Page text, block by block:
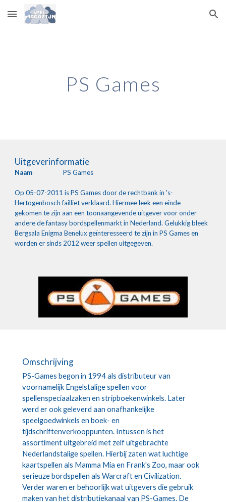
Skip to main content Skip to navigation
PS Games
Uitgeverinformatie
Naam PS Games
Op 05-07-2011 is PS Games door de rechtbank in 's-
Hertogenbosch failliet verklaard. Hiermee leek een einde
gekomen te zijn aan een toonaangevende uitgever voor onder
andere de fantasy bordspellenmarkt in Nederland. Gelukkig bleek
Bergsala Enigma Benelux geïnteresseerd te zijn in PS Games en
worden er sinds 2012 weer spellen uitgegeven.
Omschrijving
PS-Games begon in 1994 als distributeur van
voornamelijk Engelstalige spellen voor
spellenspeciaalzaken en stripboekenwinkels. Later
werd er ook geleverd aan onafhankelijke
speelgoedwinkels en boek- en
tijdschriftenverkooppunten. Intussen is het
assortiment uitgebreid met zelf uitgebrachte
Nederlandstalige spellen. Hierbij zaten wat luchtige
kaartspellen als Mamma Mia en Frank's Zoo, maar ook
serieuze bordspellen als Warcraft en Civilization.
Verder waren er behoorlijk wat uitgevers die gebruik
maken van het distributiekanaal van PS-Games. De